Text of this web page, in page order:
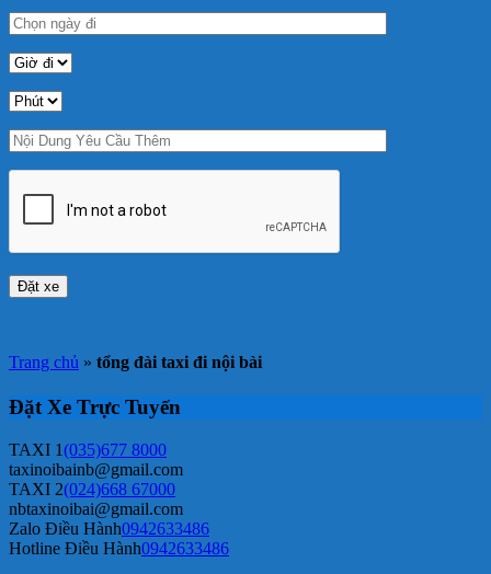
Trang chủ » tổng đài taxi đi nội bài
Đặt Xe Trực Tuyến
TAXI 1(035)677 8000
taxinoibainb@gmail.com
TAXI 2(024)668 67000
nbtaxinoibai@gmail.com
Zalo Điều Hành0942633486
Hotline Điều Hành0942633486